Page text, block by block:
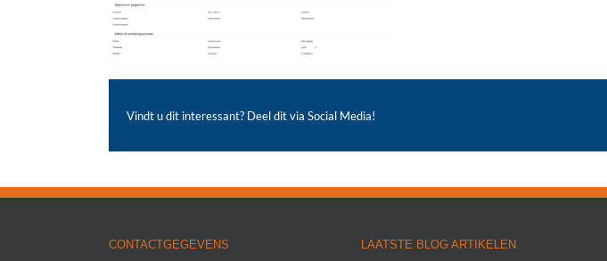
Vindt u dit interessant? Deel dit via Social Media!
CONTACTGEGEVENS LAATSTE BLOG ARTIKELEN